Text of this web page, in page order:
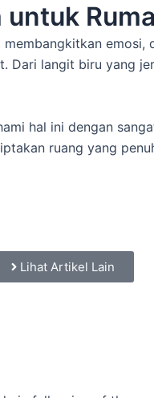
langit biru yang
hal ini dengan
ruang yang
Lihat Artikel Lain